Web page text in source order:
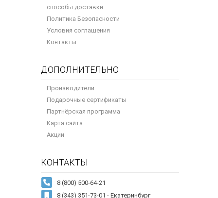
способы доставки
Политика Безопасности
Условия соглашения
Контакты
ДОПОЛНИТЕЛЬНО
Производители
Подарочные сертификаты
Партнёрская программа
Карта сайта
Акции
КОНТАКТЫ
8 (343) 351-73-01 - Екатеринбург